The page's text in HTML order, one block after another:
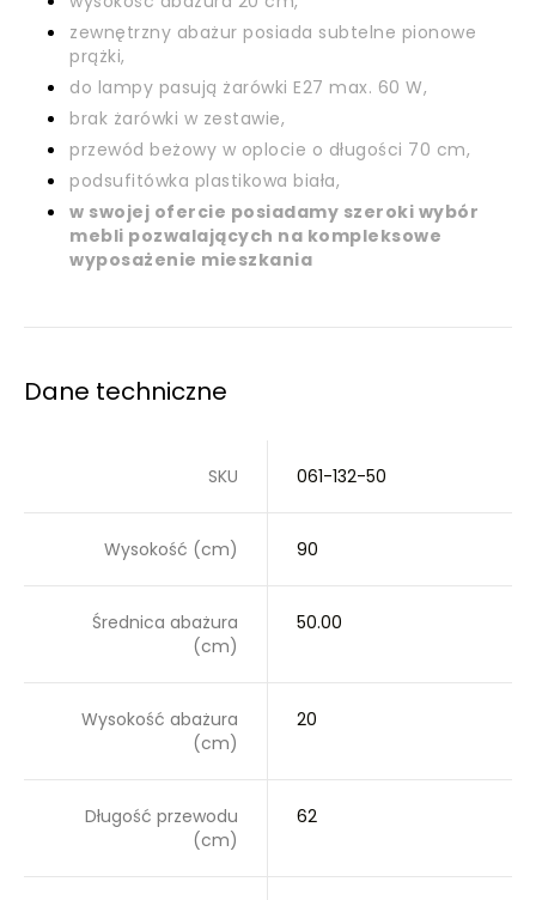
zewnętrzny abażur posiada subtelne pionowe
prążki,
do lampy pasują żarówki E27 max. 60 W,
brak żarówki w zestawie,
przewód beżowy w oplocie o długości 70 cm,
podsufitówka plastikowa biała,
w swojej ofercie posiadamy szeroki wybór
mebli pozwalających na kompleksowe
wyposażenie mieszkania
Dane techniczne
SKU 061-132-50
Wysokość (cm) 90
Średnica abażura
(cm)
50.00
Wysokość abażura
(cm)
20
Długość przewodu
(cm)
62